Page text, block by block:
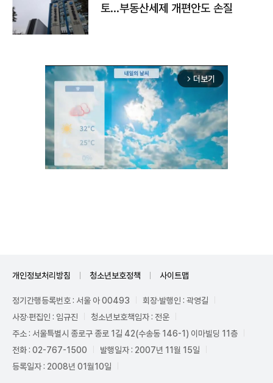
토…부동산세제 개편안도 손질
arrow_forward_ios 더보기
개인정보처리방침 청소년보호정책 사이트맵
정기간행등록번호 : 서울 아 00493
회장·발행인 : 곽영길
사장·편집인 : 임규진
청소년보호책임자 : 전운
주소 : 서울특별시 종로구 종로 1길 42(수송동 146-1) 이마빌딩 11층
전화 : 02-767-1500
발행일자 : 2007년 11월 15일
등록일자 : 2008년 01월10일